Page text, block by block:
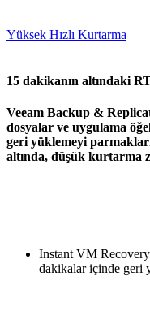
Yüksek Hızlı Kurtarma
15 dakikanın altındaki
Veeam Backup &
dosyalar ve uygulama
geri yüklemeyi
altında, düşük kurtarma
Instant VM
dakikalar içinde geri